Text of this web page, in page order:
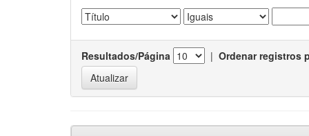
Resultados/Página | Ordenar registros